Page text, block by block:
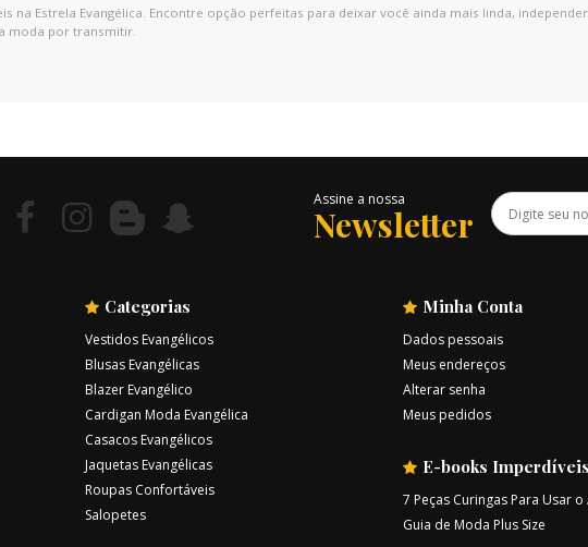
na Estrela Evangélica. Encontre opção perfeitas para deixar você ainda mais linda,
moda por transmitir.
Assine a nossa
Newsletter
Categorias
Vestidos Evangélicos
Blusas Evangélicas
Blazer Evangélico
Cardigan Moda Evangélica
Casacos Evangélicos
Jaquetas Evangélicas
Roupas Confortáveis
Salopetes
Minha Conta
Dados pessoais
Meus endereços
Alterar senha
Meus pedidos
E-books Imperdíveis
7 Peças Curingas Para Usar
Guia de Moda Plus Size